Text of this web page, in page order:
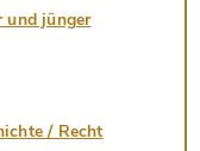
und jünger
/ Recht